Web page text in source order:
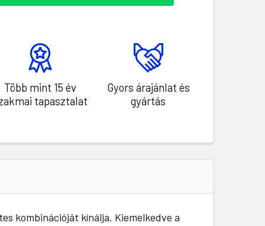
Több mint 15 év
tapasztalat
Gyors árajánlat és
gyártás
kombinációját kínálja. Kiemelkedve a